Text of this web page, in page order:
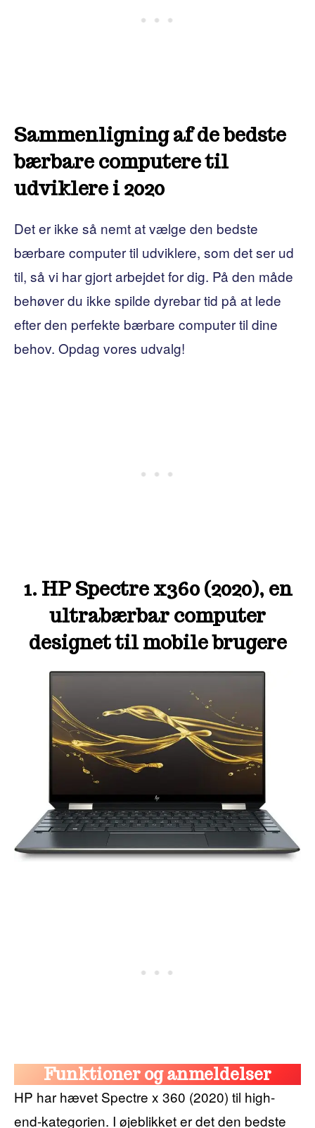
Sammenligning af de bedste
bærbare computere til
udviklere i 2020
Det er ikke så nemt at vælge den bedste
bærbare computer til udviklere, som det ser ud
til, så vi har gjort arbejdet for dig. På den måde
behøver du ikke spilde dyrebar tid på at lede
efter den perfekte bærbare computer til dine
behov. Opdag vores udvalg!
1. HP Spectre x360 (2020), en
ultrabærbar computer
designet til mobile brugere
Funktioner og anmeldelser
HP har hævet Spectre x 360 (2020) til high-
end-kategorien. I øjeblikket er det den bedste